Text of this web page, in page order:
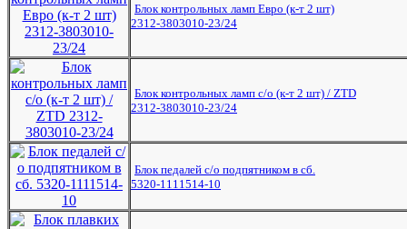
Блок контрольных ламп Евро (к-т 2 шт)
2312-3803010-23/24
Блок контрольных ламп с/о (к-т 2 шт) / ZTD
2312-3803010-23/24
Блок педалей с/о подпятником в сб.
5320-1111514-10